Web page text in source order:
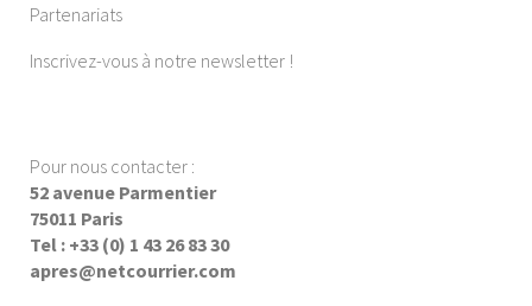
Partenariats
Inscrivez-vous à notre newsletter !
Pour nous contacter :
52 avenue Parmentier
75011 Paris
Tel : +33 (0) 1 43 26 83 30
apres@netcourrier.com